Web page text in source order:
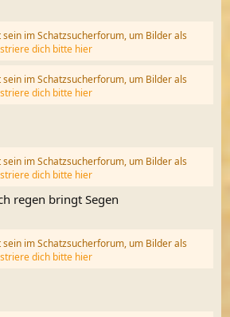
im Schatzsucherforum, um Bilder als
dich bitte hier
im Schatzsucherforum, um Bilder als
dich bitte hier
im Schatzsucherforum, um Bilder als
dich bitte hier
regen bringt Segen
im Schatzsucherforum, um Bilder als
dich bitte hier